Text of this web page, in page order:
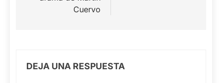
Cuervo
DEJA UNA RESPUESTA